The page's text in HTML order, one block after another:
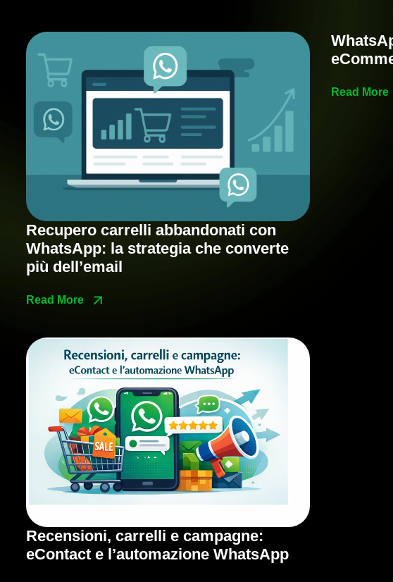
Recupero carrelli abbandonati con
WhatsApp: la strategia che converte
più dell’email
Read More
Read More
Recensioni, carrelli e campagne:
eContact e l’automazione WhatsApp